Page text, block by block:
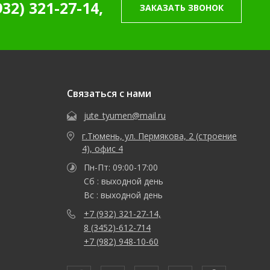
321-27-14, ЗАКАЗАТЬ ЗВОНОК
Связаться с нами
jute_tyumen@mail.ru
г.Тюмень, ул. Пермякова, 2 (строение
4), офис 4
Пн-Пт: 09:00-17:00
Сб : выходной день
Вс : выходной день
+7 (932) 321-27-14,
8 (3452)-612-714
+7 (982) 948-10-60